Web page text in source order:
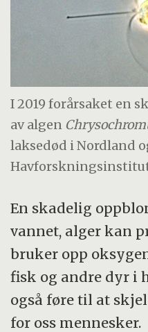
I 2019 forårsaket en
av algen
laksedød i Nordland
En skadelig
vannet, alger kan
bruker opp
fisk og andre dyr i
også føre til at
for oss mennesker.